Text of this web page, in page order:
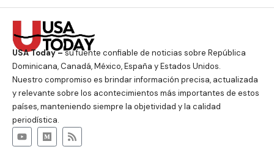
USA Today –su fuente confiable de noticias sobre República
Dominicana, Canadá, México, España y Estados Unidos.
Nuestro compromiso es brindar información precisa, actualizada
y relevante sobre los acontecimientos más importantes de estos
países, manteniendo siempre la objetividad y la calidad
periodística.